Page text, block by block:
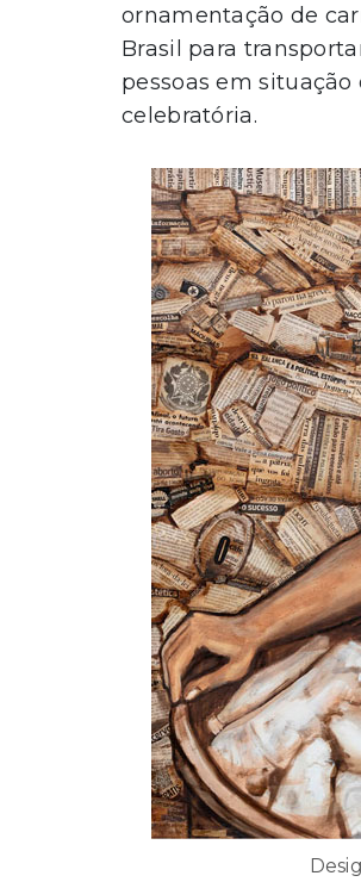
ornamentação de
Brasil para
pessoas em
celebratória.